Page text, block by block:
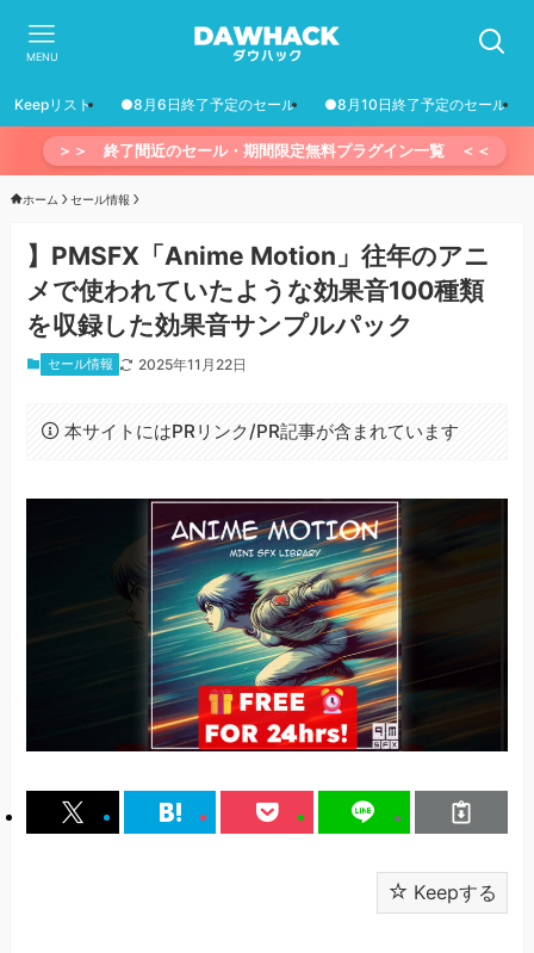
MENU
Keepリスト ●8月6日終了予定のセール ●8月10日終了予定のセール
＞＞ 終了間近のセール・期間限定無料プラグイン一覧 ＜＜
ホーム セール情報
】PMSFX「Anime Motion」往年のアニ
メで使われていたような効果音100種類
を収録した効果音サンプルパック
セール情報 2025年11月22日
本サイトにはPRリンク/PR記事が含まれています
Keepする